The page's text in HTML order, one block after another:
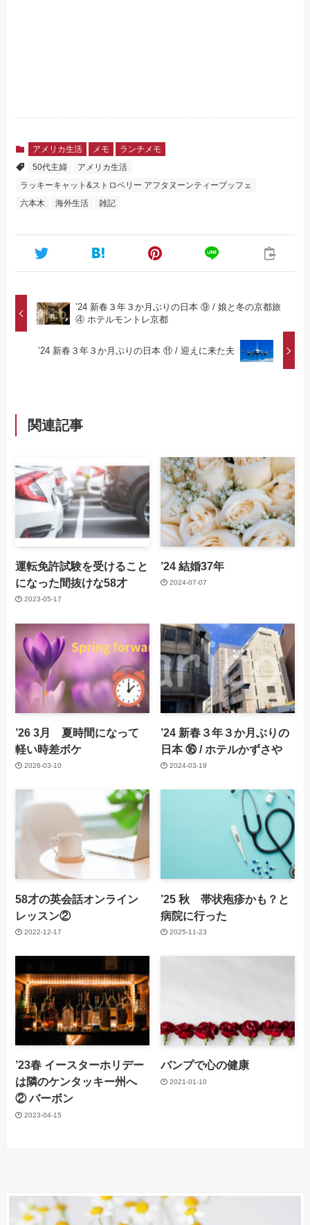
アメリカ生活 メモ
ランチメモ
50代主婦
アメリカ生活
ラッキーキャット&ストロベリー アフタヌーンティーブッフェ
六本木
海外生活 雑記
’24 新春３年３か月ぶりの日本 ⑨ / 娘と冬の京都旅
④ ホテルモントレ京都
’24 新春３年３か月ぶりの日本 ⑪ / 迎えに来た夫
関連記事
運転免許試験を受けること
になった間抜けな58才
2023-05-17
’24 結婚37年
2024-07-07
’26 3月 夏時間になって
軽い時差ボケ
2026-03-10
’24 新春３年３か月ぶりの
日本 ⑯ / ホテルかずさや
2024-03-19
58才の英会話オンライン
レッスン②
2022-12-17
’25 秋 帯状疱疹かも？と
病院に行った
2025-11-23
’23春 イースターホリデー
は隣のケンタッキー州へ
② バーボン
2023-04-15
バンプで心の健康
2021-01-10